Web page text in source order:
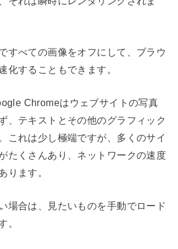
すべての画像をオフにして、ブラウ
化することもできます。
Chromeはウェブサイトの写真
、テキストとその他のグラフィック
これは少し極端ですが、多くのサイ
たくさんあり、ネットワークの速度
ります。
場合は、見たいものを手動でロード
。